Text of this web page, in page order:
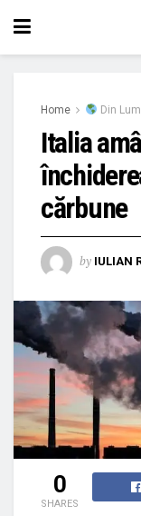
Home Din
Italia
cărbune
by IULIAN
0
SHARES